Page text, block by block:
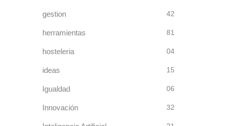
gestion 42
herramientas 81
hosteleria 04
ideas 15
Igualdad 06
Innovación 32